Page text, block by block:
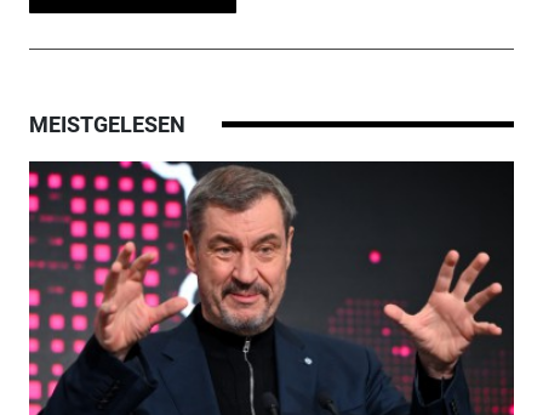
MEISTGELESEN